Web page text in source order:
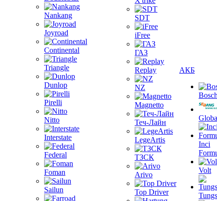
Nankang
Joyroad
Continental
Triangle
Dunlop
Pirelli
Nitto
Interstate
Federal
Foman
Sailun
SDT
iFree
ГАЗ
Replay
NZ
Magnetto
Теч-Лайн
LegeArtis
ТЗСК
Arivo
Top Driver
АКБ
Inci
Volt